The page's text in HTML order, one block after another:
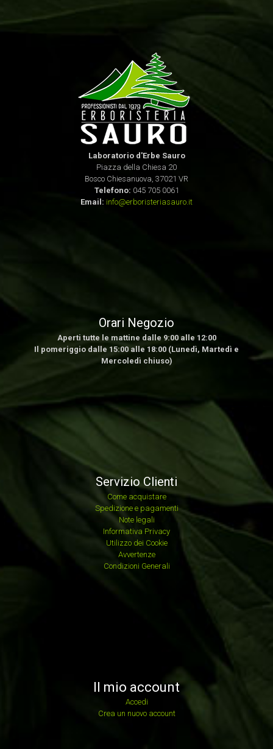
Laboratorio d'Erbe Sauro
Piazza della Chiesa 20
Bosco Chiesanuova, 37021 VR
Telefono: 045 705 0061
Email: info@erboristeriasauro.it
Orari Negozio
Aperti tutte le mattine dalle 9:00 alle 12:00
Il pomeriggio dalle 15:00 alle 18:00 (Lunedì, Martedì e
Mercoledì chiuso)
Servizio Clienti
Come acquistare
Spedizione e pagamenti
Note legali
Informativa Privacy
Utilizzo dei Cookie
Avvertenze
Condizioni Generali
Il mio account
Accedi
Crea un nuovo account